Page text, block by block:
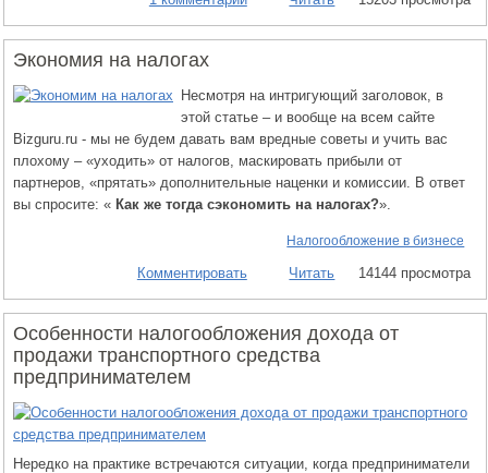
Экономия на налогах
Несмотря на интригующий заголовок, в
этой статье – и вообще на всем сайте
Bizguru.ru - мы не будем давать вам вредные советы и учить вас
плохому – «уходить» от налогов, маскировать прибыли от
партнеров, «прятать» дополнительные наценки и комиссии. В ответ
вы спросите: « Как же тогда сэкономить на налогах?».
Налогообложение в бизнесе
Комментировать Читать 14144 просмотра
Особенности налогообложения дохода от
продажи транспортного средства
предпринимателем
Нередко на практике встречаются ситуации, когда предприниматели